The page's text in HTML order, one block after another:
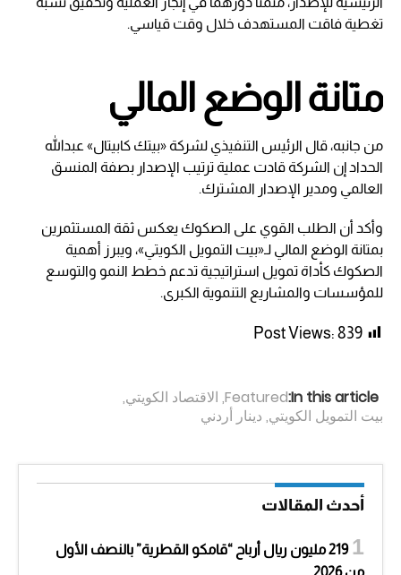
تغطية فاقت المستهدف خلال وقت قياسي.
متانة الوضع المالي
من جانبه، قال الرئيس التنفيذي لشركة «بيتك كابيتال» عبدالله
الحداد إن الشركة قادت عملية ترتيب الإصدار بصفة المنسق
العالمي ومدير الإصدار المشترك.
وأكد أن الطلب القوي على الصكوك يعكس ثقة المستثمرين
بمتانة الوضع المالي لـ«بيت التمويل الكويتي»، ويبرز أهمية
الصكوك كأداة تمويل استراتيجية تدعم خطط النمو والتوسع
للمؤسسات والمشاريع التنموية الكبرى.
Post Views: 839
In this article:
Featured
, الاقتصاد الكويتي,
بيت التمويل الكويتي, دينار أردني
أحدث المقالات
219 مليون ريال أرباح “قامكو القطرية” بالنصف الأول
من 2026